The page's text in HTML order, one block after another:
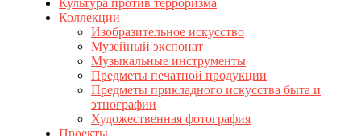
Культура против терроризма
Коллекции
Изобразительное искусство
Музейный экспонат
Музыкальные инструменты
Предметы печатной продукции
Предметы прикладного искусства быта и
этнографии
Художественная фотография
Проекты